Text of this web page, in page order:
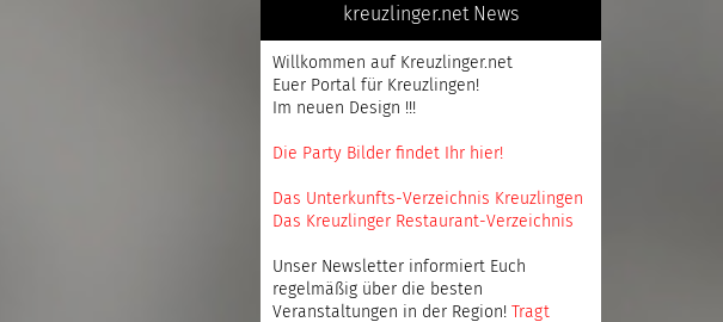
kreuzlinger.net News
Willkommen auf Kreuzlinger.net
Euer Portal für Kreuzlingen!
Im neuen Design !!!
Die Party Bilder findet Ihr hier!
Das Unterkunfts-Verzeichnis Kreuzlingen
Das Kreuzlinger Restaurant-Verzeichnis
Unser Newsletter informiert Euch
regelmäßig über die besten
Veranstaltungen in der Region! Tragt